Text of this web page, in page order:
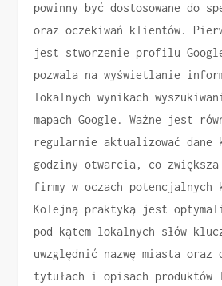
powinny być dostosowane do
oraz oczekiwań klientów.
jest stworzenie profilu
pozwala na wyświetlanie
lokalnych wynikach
mapach Google. Ważne jest
regularnie aktualizować dane
godziny otwarcia, co zwiększa
firmy w oczach potencjalnych
Kolejną praktyką jest
pod kątem lokalnych słów
uwzględnić nazwę miasta
tytułach i opisach produktów